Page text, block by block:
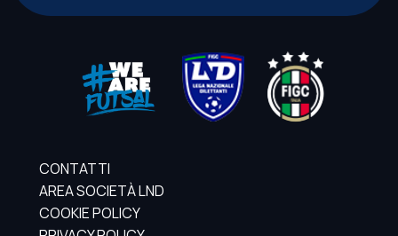
CONTATTI
AREA SOCIETÀ LND
COOKIE POLICY